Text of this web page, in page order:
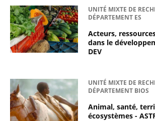
UNITÉ MIXTE DE
DÉPARTEMENT ES
Acteurs,
dans le
DEV
UNITÉ MIXTE DE
DÉPARTEMENT BIOS
Animal, santé,
écosystèmes -